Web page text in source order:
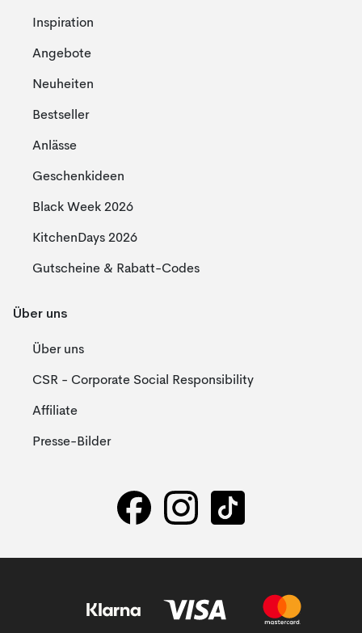
Inspiration
Angebote
Neuheiten
Bestseller
Anlässe
Geschenkideen
Black Week 2026
KitchenDays 2026
Gutscheine & Rabatt-Codes
Über uns
Über uns
CSR - Corporate Social Responsibility
Affiliate
Presse-Bilder